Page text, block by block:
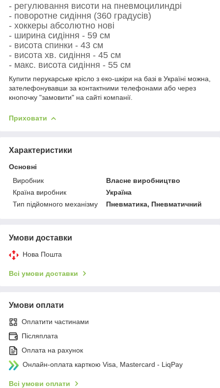
- регулювання висоти на пневмоцилиндрі
- поворотне сидіння (360 градусів)
- хоккеры абсолютно нові
- ширина сидіння - 59 см
- висота спинки - 43 см
- висота хв. сидіння - 45 см
- макс. висота сидіння - 55 см
Купити перукарське крісло з еко-шкіри на базі в Україні можна,
зателефонувавши за контактними телефонами або через
кнопочку "замовити" на сайті компанії.
Приховати
Характеристики
Основні
Виробник
Власне виробництво
Країна виробник
Україна
Тип підйомного механізму
Пневматика, Пневматичний
Умови доставки
Нова Пошта
Всі умови доставки
Умови оплати
Оплатити частинами
Післяплата
Оплата на рахунок
Онлайн-оплата карткою Visa, Mastercard - LiqPay
Всі умови оплати